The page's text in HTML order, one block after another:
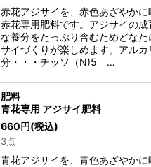
赤花アジサイを、赤色あざやか
赤花専用肥料です。アジサイの
な養分をたっぷり含むためどな
サイづくりが楽しめます。アル
分・・・チッソ（N)5 …
肥料
青花専用 アジサイ肥料
660円(税込)
3点
青花アジサイを、青色あざやか